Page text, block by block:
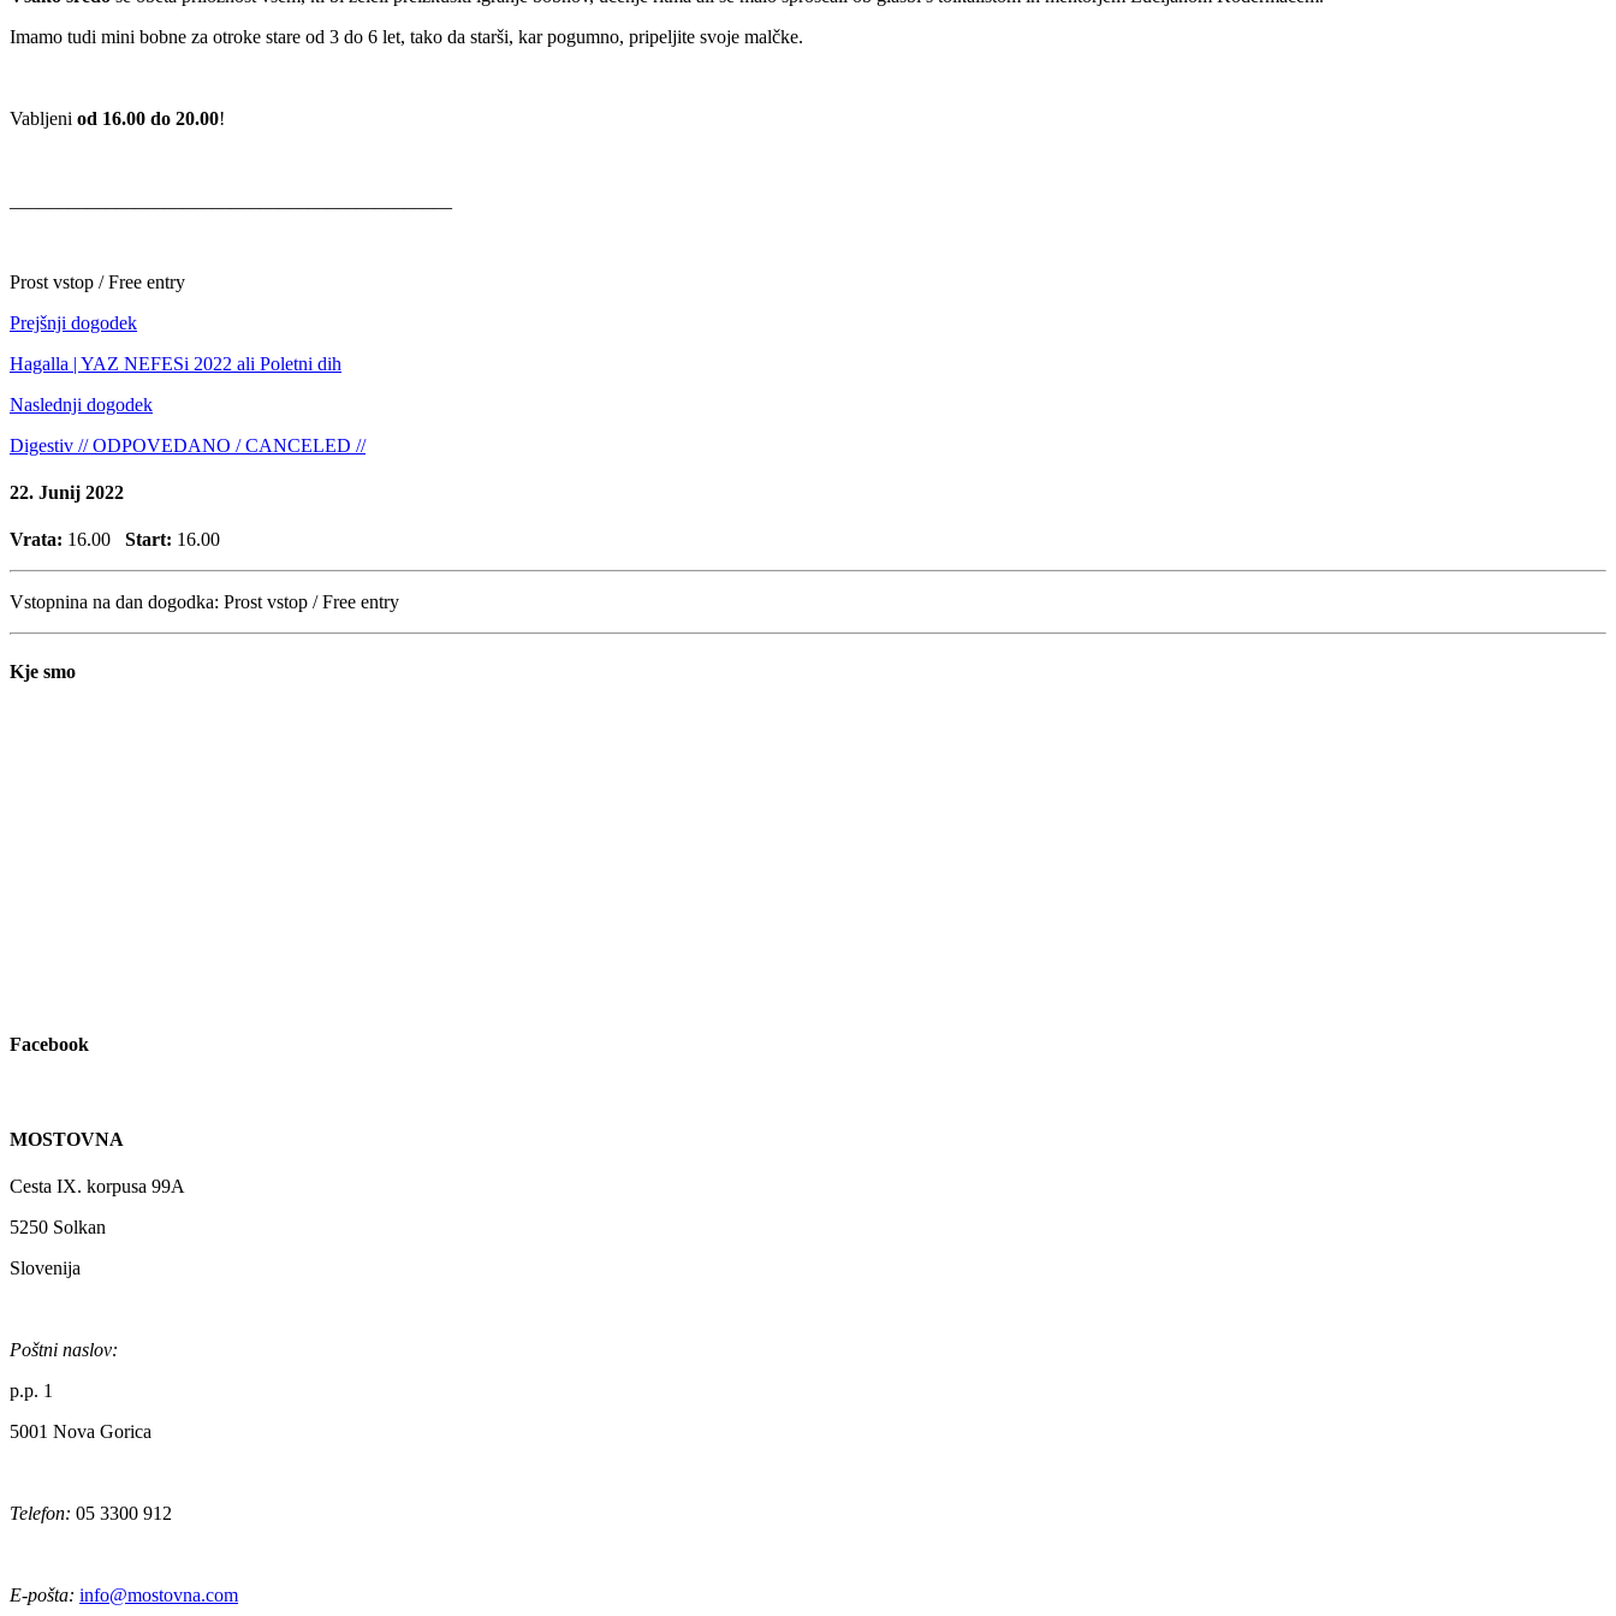
Imamo tudi mini bobne za otroke stare od 3 do 6 let, tako da starši, kar pogumno, pripeljite svoje malčke.
Vabljeni od 16.00 do 20.00!
Prost vstop / Free entry
Prejšnji dogodek
Hagalla | YAZ NEFESi 2022 ali Poletni dih
Naslednji dogodek
Digestiv // ODPOVEDANO / CANCELED //
22. Junij 2022
Vrata: 16.00 Start: 16.00
Vstopnina na dan dogodka: Prost vstop / Free entry
Kje smo
Facebook
MOSTOVNA
Cesta IX. korpusa 99A
5250 Solkan
Slovenija
Poštni naslov:
p.p. 1
5001 Nova Gorica
Telefon: 05 3300 912
E-pošta: info@mostovna.com